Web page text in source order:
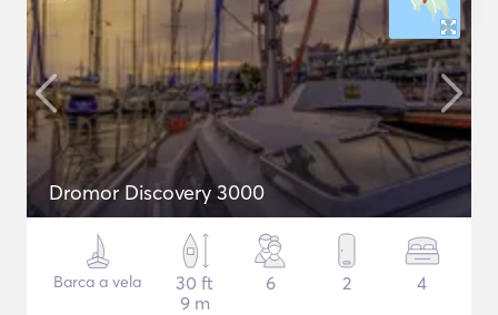
Dromor Discovery 3000
Barca a vela
30 ft
9 m
6 2 4